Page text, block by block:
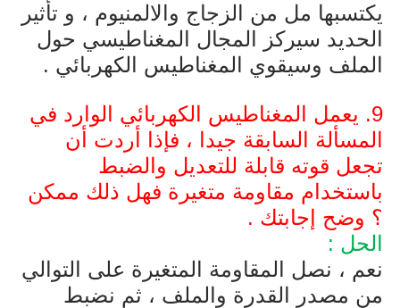
يكتسبها مل من الزجاج والالمنيوم ، و تأثير
الحديد سيركز المجال المغناطيسي حول
الملف وسيقوي المغناطيس الكهربائي .
9. يعمل المغناطيس الكهربائي الوارد في
المسألة السابقة جيدا ، فإذا أردت أن
تجعل قوته قابلة للتعديل والضبط
باستخدام مقاومة متغيرة فهل ذلك ممكن
؟ وضح إجابتك .
الحل :
نعم ، نصل المقاومة المتغيرة على التوالي
من مصدر القدرة والملف ، ثم نضبط